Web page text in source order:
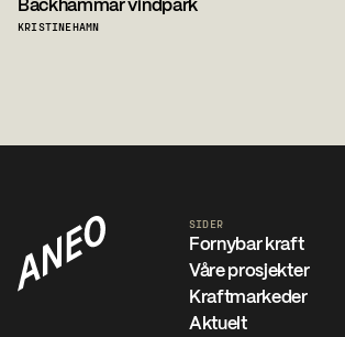
Bäckhammar vindpark
KRISTINEHAMN
SIDER
Fornybar kraft
Våre prosjekter
Kraftmarkeder
Aktuelt